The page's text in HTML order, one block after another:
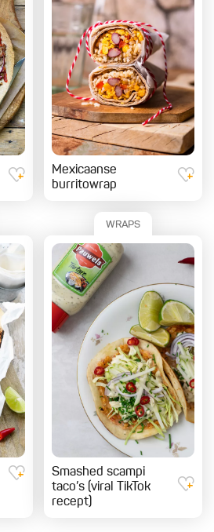
Mexicaanse
burritowrap
WRAPS
Smashed scampi
taco’s (viral TikTok
recept)